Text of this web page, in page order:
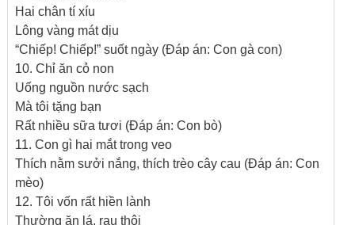
Hai chân tí xíu
Lông vàng mát dịu
“Chiếp! Chiếp!” suốt ngày (Đáp án: Con gà con)
10. Chỉ ăn cỏ non
Uống nguồn nước sạch
Mà tôi tặng bạn
Rất nhiều sữa tươi (Đáp án: Con bò)
11. Con gì hai mắt trong veo
Thích nằm sưởi nắng, thích trèo cây cau (Đáp án: Con
mèo)
12. Tôi vốn rất hiền lành
Thường ăn lá, rau thôi